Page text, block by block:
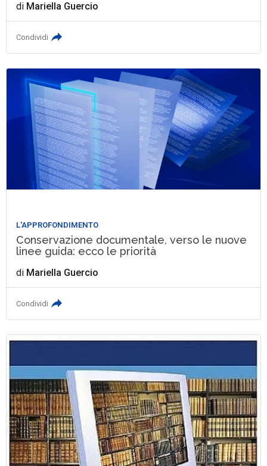
di Mariella Guercio
Condividi
L'APPROFONDIMENTO
Conservazione documentale, verso le nuove
linee guida: ecco le priorità
di Mariella Guercio
Condividi